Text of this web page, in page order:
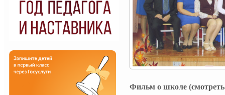
Фильм о школе